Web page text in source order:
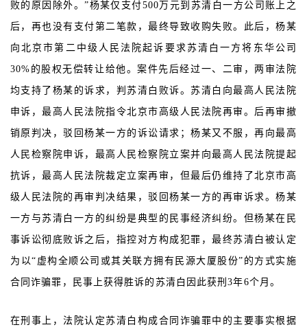
败的原因除外。”杨某仅支付500万元到苏清白一方公司账上之
后，再也没有支付第二笔款，最终导致收购失败。此后，杨某
向北京市第二中级人民法院起诉要求苏清白一方将东华公司
30%的股权无偿转让给他。案件先后经过一、二审，两审法院
均支持了杨某的诉求，判苏清白败诉。苏清白向最高人民法院
申诉，最高人民法院指令北京市高级人民法院再审。后再审撤
销原判决，驳回杨某一方的诉讼请求；杨某又不服，再向最高
人民检察院申诉，最高人民检察院立案并向最高人民法院提起
抗诉，最高人民法院裁定立案再审，但最后仍维持了北京市高
级人民法院的再审判决结果，驳回杨某一方的再审诉求。杨某
一方与苏清白一方的纠纷是典型的民事经济纠纷。但杨某在民
事诉讼彻底败诉之后，指控对方构成犯罪，最终苏清白被认定
为以“虚构全顺公司或其关联方拥有民源大厦股份”的方式实施
合同诈骗罪，民事上获得胜诉的苏清白因此获刑3年6个月。
在刑事上，法院认定苏清白构成合同诈骗罪中的主要事实根据